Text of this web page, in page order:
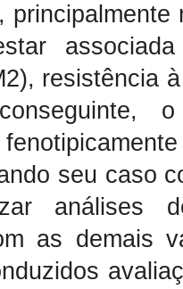
resistência
seu caso
análises
as demais